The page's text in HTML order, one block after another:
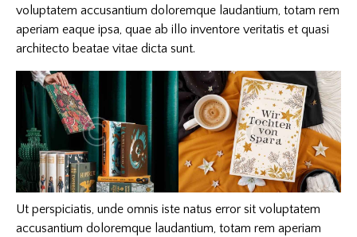
voluptatem accusantium doloremque laudantium, totam rem
aperiam eaque ipsa, quae ab illo inventore veritatis et quasi
architecto beatae vitae dicta sunt.
Ut perspiciatis, unde omnis iste natus error sit voluptatem
accusantium doloremque laudantium, totam rem aperiam